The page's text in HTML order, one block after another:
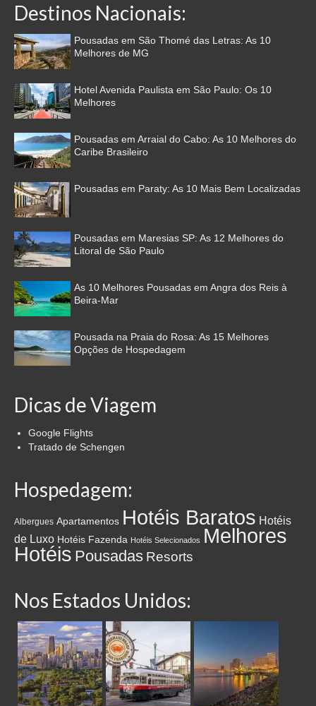
Destinos Nacionais:
Pousadas em São Thomé das Letras: As 10
Melhores de MG
Hotel Avenida Paulista em São Paulo: Os 10
Melhores
Pousadas em Arraial do Cabo: As 10 Melhores do
Caribe Brasileiro
Pousadas em Paraty: As 10 Mais Bem Localizadas
Pousadas em Maresias SP: As 12 Melhores do
Litoral de São Paulo
As 10 Melhores Pousadas em Angra dos Reis à
Beira-Mar
Pousada na Praia do Rosa: As 15 Melhores
Opções de Hospedagem
Dicas de Viagem
Google Flights
Tratado de Schengen
Hospedagem:
Albergues Apartamentos Hotéis Baratos Hotéis
de Luxo Hotéis Fazenda Hotéis Selecionados Melhores
Hotéis Pousadas Resorts
Nos Estados Unidos: